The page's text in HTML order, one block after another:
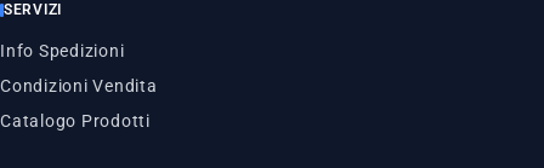
SERVIZI
Info Spedizioni
Condizioni Vendita
Catalogo Prodotti